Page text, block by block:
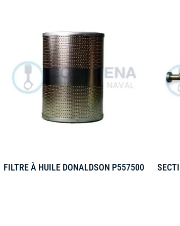
FILTRE À HUILE DONALDSON P557500